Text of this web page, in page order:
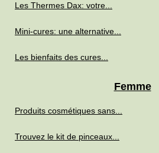
Les Thermes Dax: votre...
Mini-cures: une alternative...
Les bienfaits des cures...
Femme
Produits cosmétiques sans...
Trouvez le kit de pinceaux...